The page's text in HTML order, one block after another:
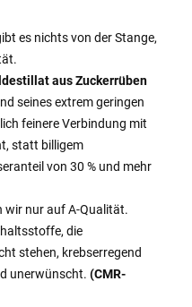
es nichts von der Stange,
aus Zuckerrüben
seines extrem geringen
feinere Verbindung mit
statt billigem
von 30 % und mehr
wir nur auf A-Qualität.
die
stehen, krebserregend
unerwünscht.(CMR-